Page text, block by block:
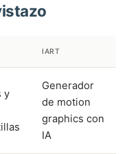
IART
y
Generador
de motion
graphics con
IA